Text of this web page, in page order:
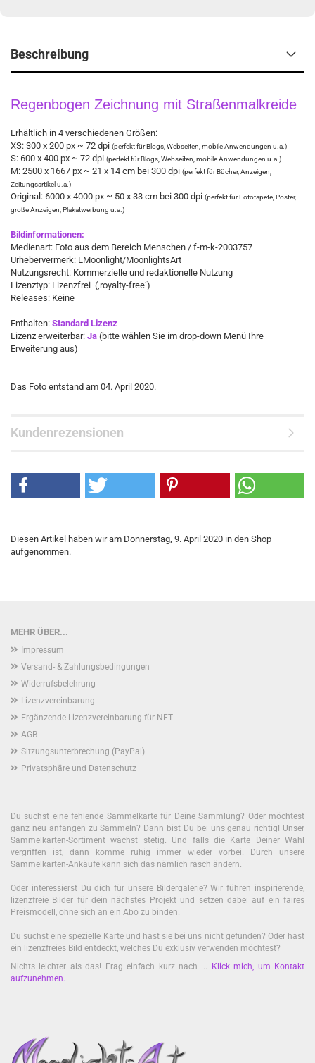
Beschreibung
Regenbogen Zeichnung mit Straßenmalkreide
Erhältlich in 4 verschiedenen Größen:
XS: 300 x 200 px ~ 72 dpi (perfekt für Blogs, Webseiten, mobile Anwendungen u.a.)
S: 600 x 400 px ~ 72 dpi (perfekt für Blogs, Webseiten, mobile Anwendungen u.a.)
M: 2500 x 1667 px ~ 21 x 14 cm bei 300 dpi (perfekt für Bücher, Anzeigen,
Zeitungsartikel u.a.)
Original: 6000 x 4000 px ~ 50 x 33 cm bei 300 dpi (perfekt für Fototapete, Poster,
große Anzeigen, Plakatwerbung u.a.)
Bildinformationen:
Medienart: Foto aus dem Bereich Menschen / f-m-k-2003757
Urhebervermerk: LMoonlight/MoonlightsArt
Nutzungsrecht: Kommerzielle und redaktionelle Nutzung
Lizenztyp: Lizenzfrei (‚royalty-free‘)
Releases: Keine
Enthalten: Standard Lizenz
Lizenz erweiterbar: Ja (bitte wählen Sie im drop-down Menü Ihre
Erweiterung aus)
​Das Foto entstand am 04. April 2020.
Kundenrezensionen
Diesen Artikel haben wir am Donnerstag, 9. April 2020 in den Shop
aufgenommen.
MEHR ÜBER...
Impressum
Versand- & Zahlungsbedingungen
Widerrufsbelehrung
Lizenzvereinbarung
Ergänzende Lizenzvereinbarung für NFT
AGB
Sitzungsunterbrechung (PayPal)
Privatsphäre und Datenschutz
Du suchst eine fehlende Sammelkarte für Deine Sammlung? Oder möchtest
ganz neu anfangen zu Sammeln? Dann bist Du bei uns genau richtig! Unser
Sammelkarten-Sortiment wächst stetig. Und falls die Karte Deiner Wahl
vergriffen ist, dann komme ruhig immer wieder vorbei. Durch unsere
Sammelkarten-Ankäufe kann sich das nämlich rasch ändern.
Oder interessierst Du dich für unsere Bildergalerie? Wir führen inspirierende,
lizenzfreie Bilder für dein nächstes Projekt und setzen dabei auf ein faires
Preismodell, ohne sich an ein Abo zu binden.
Du suchst eine spezielle Karte und hast sie bei uns nicht gefunden? Oder hast
ein lizenzfreies Bild entdeckt, welches Du exklusiv verwenden möchtest?
Nichts leichter als das! Frag einfach kurz nach ...
Klick mich, um Kontakt
aufzunehmen.